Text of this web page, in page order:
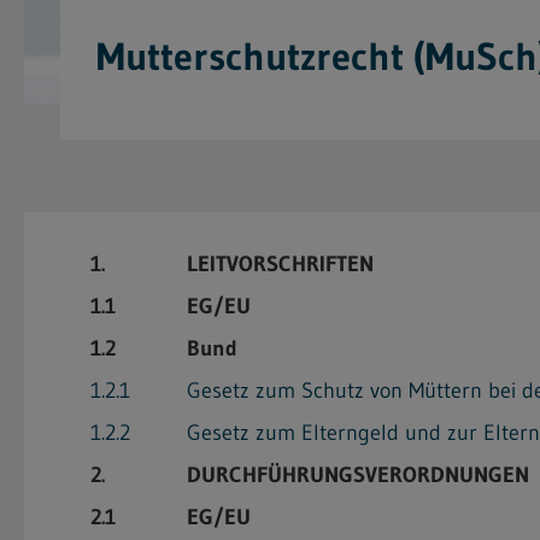
Mutterschutzrecht
1.
LEITVORSCHRIFTEN
1.1
EG/EU
1.2
Bund
1.2.1
Gesetz zum Schutz von Müttern bei
1.2.2
Gesetz zum Elterngeld und zur
2.
DURCHFÜHRUNGSVERORDNUNGEN
2.1
EG/EU